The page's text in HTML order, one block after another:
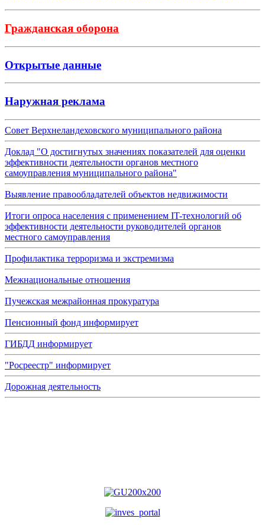
Гражданская оборона
Открытые данные
Наружная реклама
Совет Верхнеландеховского муниципального района
Доклад "О достигнутых значениях показателей для оценки
эффективности деятельности органов местного
самоуправления муниципального района"
Выявление правообладателей объектов недвижимости
Итоги опроса населения с применением IT-технологий об
эффективности деятельности руководителей органов
местного самоуправления
Профилактика терроризма и экстремизма
Межнациональные отношения
Пучежская межрайонная прокуратура
Пенсионный фонд информирует
ГИБДД информирует
"Росреестр" информирует
Дорожная деятельность